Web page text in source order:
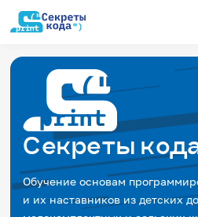
Цели проекта
Участникам
Требования
Результат обучения
Программа
Изучи интернет ↗
Секреты
Обучение основам
и их наставников из детских